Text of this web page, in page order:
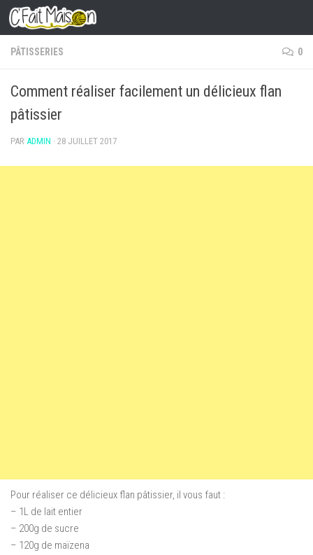
Skip to content
PÂTISSERIES 0
Comment réaliser facilement un délicieux flan
pâtissier
PAR ADMIN · 28 JUILLET 2017
Pour réaliser ce délicieux flan pâtissier, il vous faut :
– 1L de lait entier
– 200g de sucre
– 120g de maïzena